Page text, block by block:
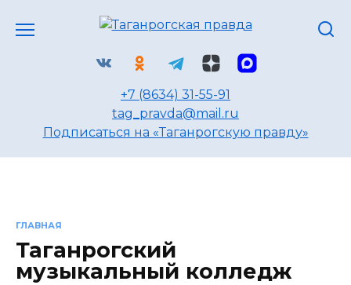
+7 (8634) 31-55-91
tag_pravda@mail.ru
Подписаться на «Таганрогскую правду»
ГЛАВНАЯ
Таганрогский
музыкальный колледж